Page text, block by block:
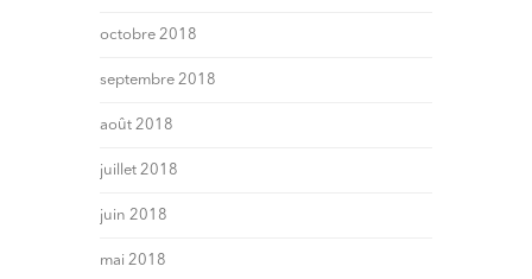
octobre 2018
septembre 2018
août 2018
juillet 2018
juin 2018
mai 2018